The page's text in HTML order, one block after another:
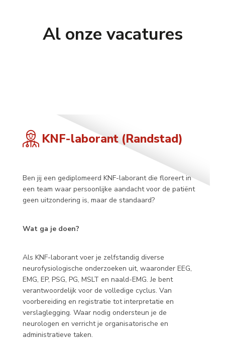
Al onze vacatures
KNF-laborant (Randstad)
Ben jij een gediplomeerd KNF-laborant die floreert in
een team waar persoonlijke aandacht voor de patiënt
geen uitzondering is, maar de standaard?
Wat ga je doen?
Als KNF-laborant voer je zelfstandig diverse
neurofysiologische onderzoeken uit, waaronder EEG,
EMG, EP, PSG, PG, MSLT en naald-EMG. Je bent
verantwoordelijk voor de volledige cyclus. Van
voorbereiding en registratie tot interpretatie en
verslaglegging. Waar nodig ondersteun je de
neurologen en verricht je organisatorische en
administratieve taken.